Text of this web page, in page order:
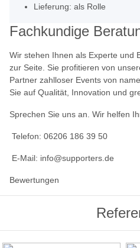
Lieferung: als Rolle
Fachkundige
Wir stehen Ihnen als Experte und
zur Seite. Sie profitieren von
Partner zahlloser Events von
Sie auf Qualität, Innovation und
Sprechen Sie uns an. Wir helfen
Telefon: 06206 186 39 50
E-Mail: info@supporters.de
Bewertungen